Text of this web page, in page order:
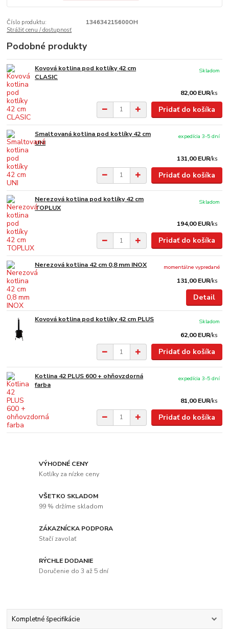
Číslo produktu:
134634215600OH
Strážiť cenu / dostupnosť
Podobné produkty
Kovová kotlina pod kotlíky 42 cm
CLASIC
82,00 EUR/ks
Skladom
Pridať do košíka
Smaltovaná kotlina pod kotlíky 42 cm
UNI
131,00 EUR/ks
expedícia 3-5 dní
Pridať do košíka
Nerezová kotlina pod kotlíky 42 cm
TOPLUX
194,00 EUR/ks
Skladom
Pridať do košíka
Nerezová kotlina 42 cm 0,8 mm INOX
131,00 EUR/ks
momentálne vypredané
Detail
Kovová kotlina pod kotlíky 42 cm PLUS
62,00 EUR/ks
Skladom
Pridať do košíka
Kotlina 42 PLUS 600 + ohňovzdorná
farba
81,00 EUR/ks
expedícia 3-5 dní
Pridať do košíka
VÝHODNÉ CENY
Kotlíky za nízke ceny
VŠETKO SKLADOM
99 % držíme skladom
ZÁKAZNÍCKA PODPORA
Stačí zavolať
RÝCHLE DODANIE
Doručenie do 3 až 5 dní
Kompletné špecifikácie